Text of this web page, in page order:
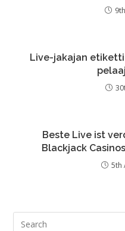
Live-jakajan
Beste Live ist
Blackjack
5th